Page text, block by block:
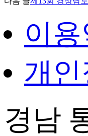
이
개
경남